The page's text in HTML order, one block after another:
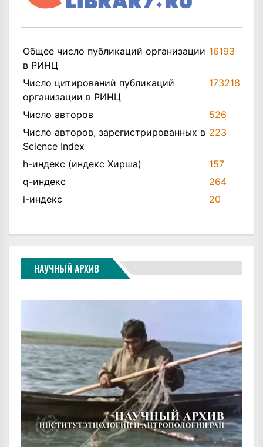
Общее число публикаций организации
в РИНЦ
16193
Число цитирований публикаций
организации в РИНЦ
173218
Число авторов
526
Число авторов, зарегистрированных в
Science Index
223
h-индекс (индекс Хирша)
157
q-индекс
264
i-индекс
20
НАУЧНЫЙ АРХИВ